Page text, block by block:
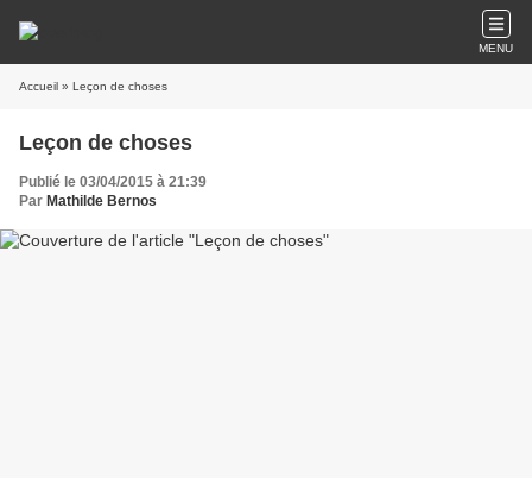
MENU
Accueil » Leçon de choses
Leçon de choses
Publié le 03/04/2015 à 21:39
Par Mathilde Bernos